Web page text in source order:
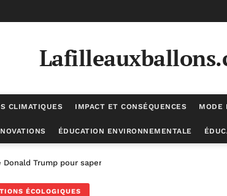
CLIMATIQUES IMPACT ET CONSÉQUENCES MODE
ÉDUCATION ENVIRONNEMENTALE
Donald Trump pour saper les fondements de la
ÉCOLOGIQUES